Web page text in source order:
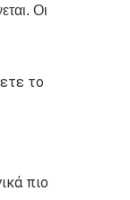
Οι
το
πιο